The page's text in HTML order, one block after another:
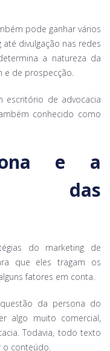
pode ganhar vários
divulgação nas redes
a natureza da
de prospecção.
escritório de advocacia
conhecido como
e a
das
do marketing de
que eles tragam os
fatores em conta.
da persona do
algo muito comercial,
Todavia, todo texto
conteúdo.